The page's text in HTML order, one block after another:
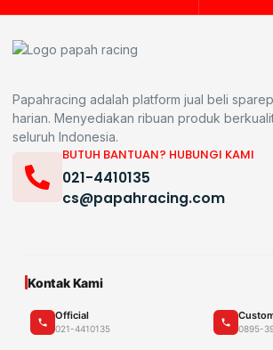
Papahracing adalah platform jual beli
harian. Menyediakan ribuan produk
seluruh Indonesia.
BUTUH BANTUAN? HUBUNGI KAMI
021-4410135
cs@papahracing.com
Kontak Kami
Official
021-4410135 0895-